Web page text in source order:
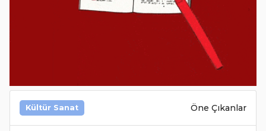
Kültür Sanat Öne Çıkanlar